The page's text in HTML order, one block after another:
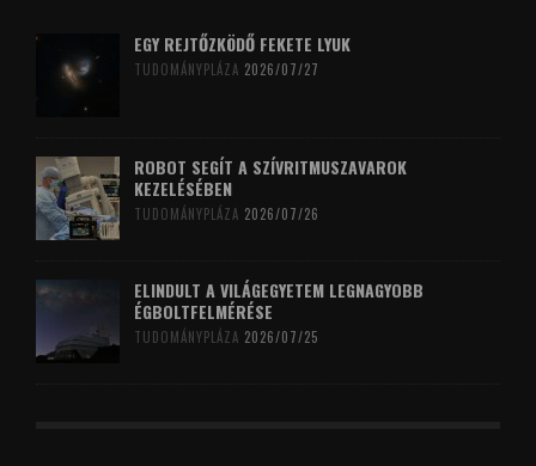
EGY REJTŐZKÖDŐ FEKETE LYUK
TUDOMÁNYPLÁZA 2026/07/27
ROBOT SEGÍT A SZÍVRITMUSZAVAROK
KEZELÉSÉBEN
TUDOMÁNYPLÁZA 2026/07/26
ELINDULT A VILÁGEGYETEM LEGNAGYOBB
ÉGBOLTFELMÉRÉSE
TUDOMÁNYPLÁZA 2026/07/25